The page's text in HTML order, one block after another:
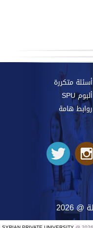
أسئلة متكررة
ألبوم SPU
روابط هامة
2026